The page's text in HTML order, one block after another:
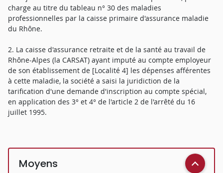
charge au titre du tableau n° 30 des maladies
professionnelles par la caisse primaire d'assurance maladie
du Rhône.
2. La caisse d'assurance retraite et de la santé au travail de
Rhône-Alpes (la CARSAT) ayant imputé au compte employeur
de son établissement de [Localité 4] les dépenses afférentes
à cette maladie, la société a saisi la juridiction de la
tarification d'une demande d'inscription au compte spécial,
en application des 3° et 4° de l'article 2 de l'arrêté du 16
juillet 1995.
Moyens